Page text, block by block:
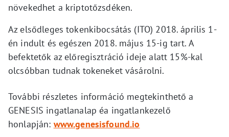
növekedhet a kriptotőzsdéken.
Az elsődleges tokenkibocsátás (ITO) 2018. április 1-
én indult és egészen 2018. május 15-ig tart. A
befektetők az előregisztráció ideje alatt 15%-kal
olcsóbban tudnak tokeneket vásárolni.
További részletes információ megtekinthető a
GENESIS ingatlanalap éa ingatlankezelő
honlapján: www.genesisfound.io